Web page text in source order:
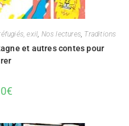
exil, Nos lectures, Traditions
et autres contes pour
€